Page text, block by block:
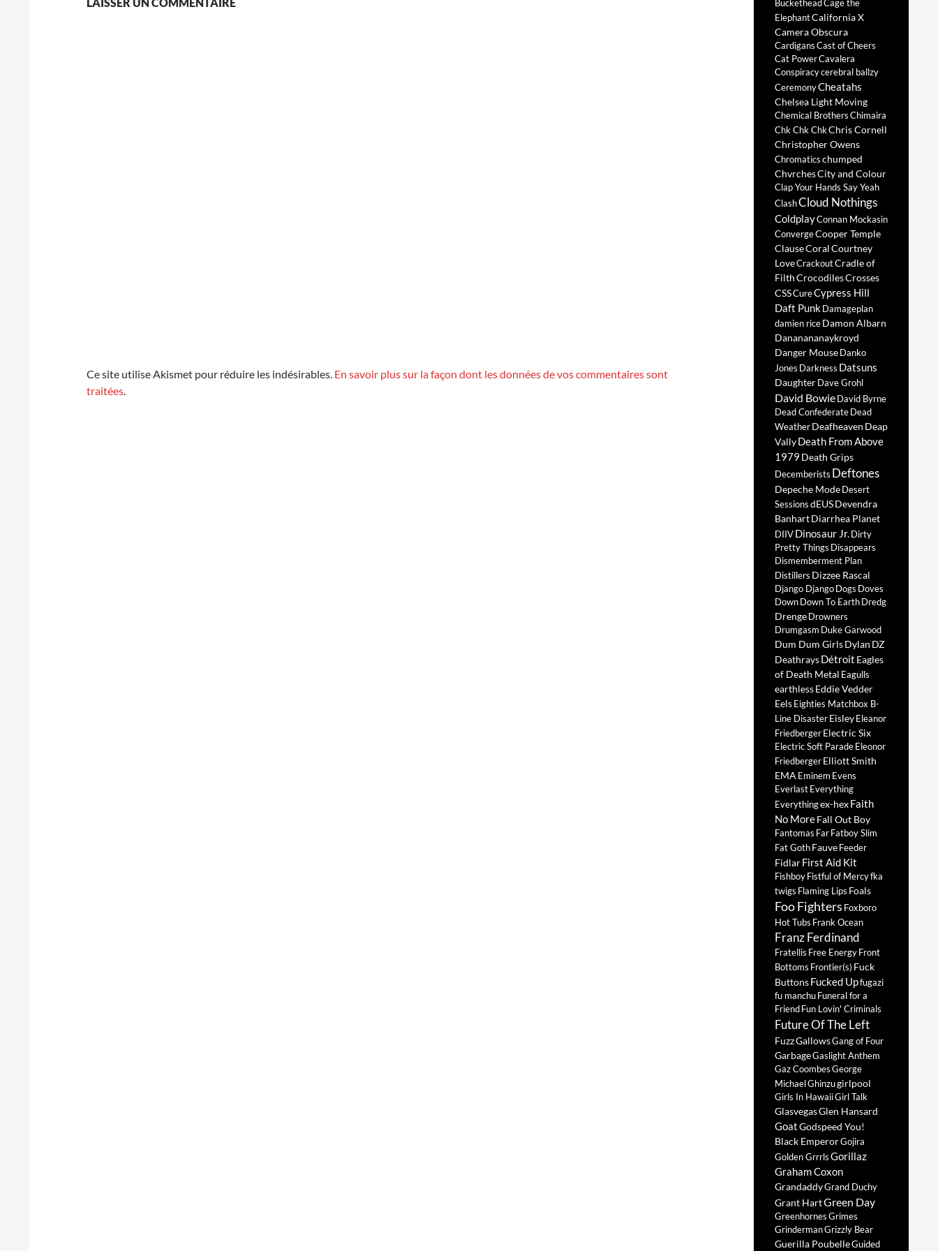
Ce site utilise Akismet pour réduire les indésirables. En savoir plus sur la façon dont les données de vos commentaires sont
traitées.
Buckethead Cage the
ElephantCalifornia X
Camera Obscura
CardigansCast of Cheers
Cat PowerCavalera
Conspiracycerebral ballzy
CeremonyCheatahs
Chelsea Light Moving
Chemical BrothersChimaira
Chk Chk ChkChris Cornell
Christopher Owens
Chromaticschumped
ChvrchesCity and Colour
Clap Your Hands Say Yeah
ClashCloud Nothings
ColdplayConnan Mockasin
ConvergeCooper Temple
ClauseCoralCourtney
LoveCrackoutCradle of
FilthCrocodilesCrosses
CSSCureCypress Hill
Daft PunkDamageplan
damien riceDamon Albarn
Dananananaykroyd
Danger MouseDanko
Jones Darkness Datsuns
DaughterDave Grohl
David BowieDavid Byrne
Dead ConfederateDead
WeatherDeafheaven Deap
VallyDeath From Above
1979 Death Grips
Decemberists Deftones
Depeche ModeDesert
SessionsdEUSDevendra
BanhartDiarrhea Planet
DIIVDinosaur Jr.Dirty
Pretty Things Disappears
Dismemberment Plan
Distillers Dizzee Rascal
Django DjangoDogs Doves
DownDown To EarthDredg
DrengeDrowners
Drumgasm Duke Garwood
Dum Dum GirlsDylan DZ
DeathraysDétroit Eagles
of Death Metal Eagulls
earthlessEddie Vedder
EelsEighties Matchbox B-
Line DisasterEisleyEleanor
FriedbergerElectric Six
Electric Soft ParadeEleonor
FriedbergerElliott Smith
EMA Eminem Evens
EverlastEverything
Everythingex-hexFaith
No MoreFall Out Boy
Fantomas FarFatboy Slim
Fat GothFauveFeeder
FidlarFirst Aid Kit
FishboyFistful of Mercyfka
twigs Flaming Lips Foals
Foo Fighters Foxboro
Hot Tubs Frank Ocean
Franz Ferdinand
Fratellis Free EnergyFront
Bottoms Frontier(s) Fuck
ButtonsFucked Upfugazi
fu manchuFuneral for a
FriendFun Lovin' Criminals
Future Of The Left
FuzzGallowsGang of Four
GarbageGaslight Anthem
Gaz CoombesGeorge
MichaelGhinzugirlpool
Girls In HawaiiGirl Talk
GlasvegasGlen Hansard
GoatGodspeed You!
Black EmperorGojira
Golden GrrrlsGorillaz
Graham Coxon
GrandaddyGrand Duchy
Grant HartGreen Day
GreenhornesGrimes
GrindermanGrizzly Bear
Guerilla PoubelleGuided